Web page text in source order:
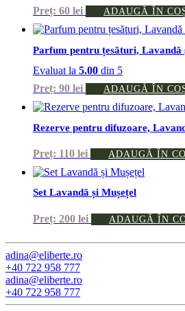
60 lei ADAUGĂ ÎN
Parfum pentru țesături, Lavandă
Evaluat la 5.00 din 5
90 lei ADAUGĂ ÎN
Rezerve pentru difuzoare,
110 lei ADAUGĂ ÎN
Set Lavandă și Mușețel
200 lei ADAUGĂ ÎN
adina@eliberte.ro
+40 722 958 777
adina@­eliberte.ro
+40 722 958 777